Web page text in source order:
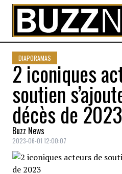
Skip to content
DIAPORAMAS
2 iconiques
soutien
décès de 2023
Buzz News
2023-06-01 12:00:07